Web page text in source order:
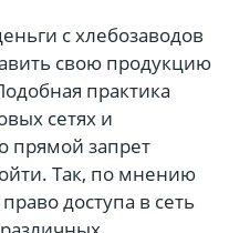
с хлебозаводов
свою продукцию
практика
сетях и
прямой запрет
Так, по мнению
доступа в сеть